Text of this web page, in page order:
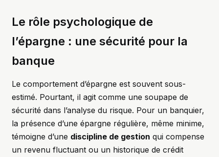
Le rôle psychologique de
l’épargne : une sécurité pour la
banque
Le comportement d’épargne est souvent sous-
estimé. Pourtant, il agit comme une soupape de
sécurité dans l’analyse du risque. Pour un banquier,
la présence d’une épargne régulière, même minime,
témoigne d’une discipline de gestion qui compense
un revenu fluctuant ou un historique de crédit